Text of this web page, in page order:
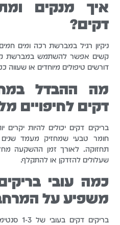
איך מנקים
דקים?
ניקיון רגיל במברשת רכה ומים
קשים אפשר להשתמש במברשת
דורשים טיפולים מיוחדים או שעווה
מה ההבדל
דקים לחיפויים
בריקים דקים יכולים להיות
חומר טבעי שמחזיק מעמד
תחזוקה. לאורך זמן ההשקעה
שעלולים להזדקן או להתקלף.
כמה עובי
משפיע על
בריקים